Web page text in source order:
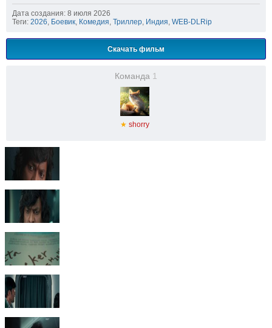
Дата создания: 8 июля 2026
Теги: 2026, Боевик, Комедия, Триллер, Индия, WEB-DLRip
Скачать фильм
Команда 1
★ shorry